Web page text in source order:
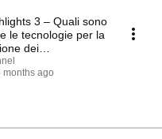
3 – Quali sono
le tecnologie per la
dei
months ago